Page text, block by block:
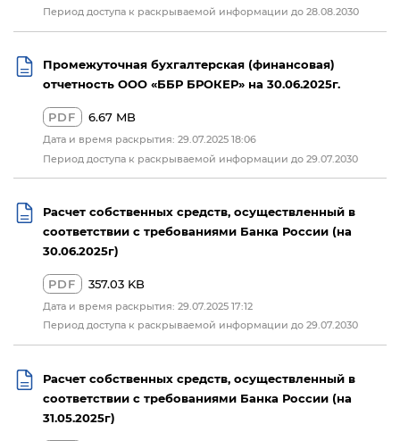
Период доступа к раскрываемой информации до 28.08.2030
Промежуточная бухгалтерская (финансовая)
отчетность ООО «ББР БРОКЕР» на 30.06.2025г.
PDF 6.67 MB
Дата и время раскрытия: 29.07.2025 18:06
Период доступа к раскрываемой информации до 29.07.2030
Расчет собственных средств, осуществленный в
соответствии с требованиями Банка России (на
30.06.2025г)
PDF 357.03 KB
Дата и время раскрытия: 29.07.2025 17:12
Период доступа к раскрываемой информации до 29.07.2030
Расчет собственных средств, осуществленный в
соответствии с требованиями Банка России (на
31.05.2025г)